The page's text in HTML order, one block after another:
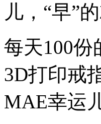
儿，“早”
每天100
3D打印戒
MAE幸运